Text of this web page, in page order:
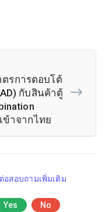
รการตอบโต้
กับสินค้าตู้
ข้าจากไทย
อสอบถามเพิ่มเติม
Yes No